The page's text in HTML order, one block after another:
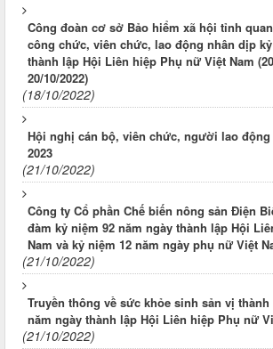
Công đoàn cơ sở Bảo hiểm xã hội tỉnh
công chức, viên chức, lao động nhân dịp
thành lập Hội Liên hiệp Phụ nữ Việt Nam
20/10/2022)
(18/10/2022)
Hội nghị cán bộ, viên chức, người lao động
2023
(21/10/2022)
Công ty Cổ phần Chế biến nông sản Điện
đàm kỷ niệm 92 năm ngày thành lập Hội
Nam và kỷ niệm 12 năm ngày phụ nữ Việt
(21/10/2022)
Truyền thông về sức khỏe sinh sản vị
năm ngày thành lập Hội Liên hiệp Phụ nữ
(21/10/2022)